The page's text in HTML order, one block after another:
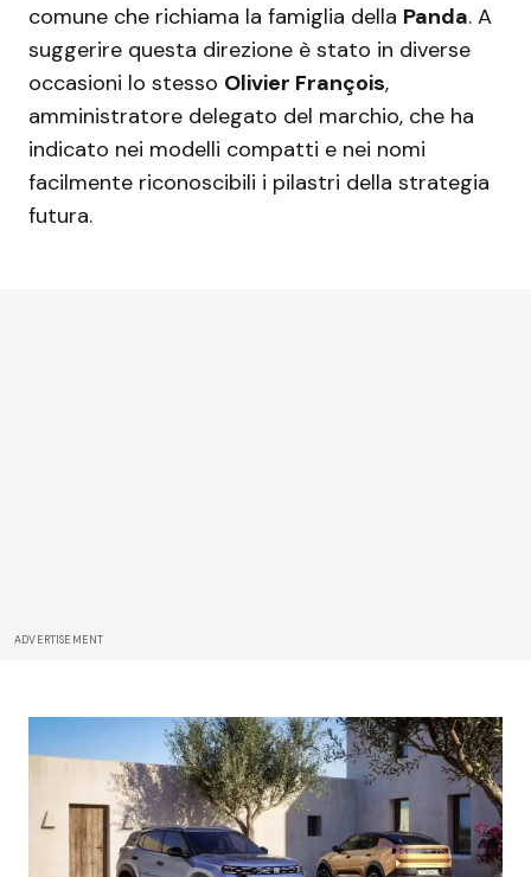
comune che richiama la famiglia della Panda. A
suggerire questa direzione è stato in diverse
occasioni lo stesso Olivier François,
amministratore delegato del marchio, che ha
indicato nei modelli compatti e nei nomi
facilmente riconoscibili i pilastri della strategia
futura.
ADVERTISEMENT